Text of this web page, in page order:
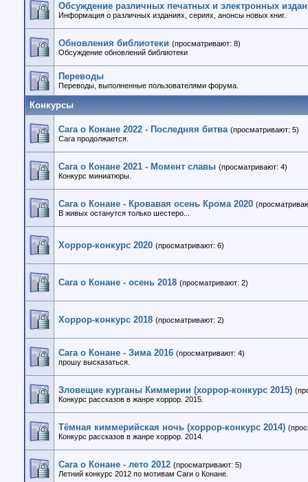
Обсуждение различных печатных и электронных
Информация о различных изданиях, сериях, анонсы новых книг.
Обновления библиотеки (просматривают: 8)
Обсуждение обновлений библиотеки
Переводы
Переводы, выполненные пользователями форума.
Конкурсы
Сага о Конане 2022 - Последняя битва (просматривают: 5)
Сага продолжается.
Сага о Конане 2021 - Момент славы (просматривают: 4)
Конкурс миниатюры.
Сага о Конане - Кровавая осень Крома 2020
В живых останутся только шестеро...
Хоррор-конкурс 2020 (просматривают: 6)
Сага о Конане - осень 2018 (просматривают: 2)
Хоррор-конкурс 2018 (просматривают: 2)
Сага о Конане - Зима 2016 (просматривают: 4)
прошу высказаться.
Зловещие курганы Киммерии (хоррор-конкурс 2015)
Конкурс рассказов в жанре хоррор. 2015.
Тёмная киммерийская ночь (хоррор-конкурс 2014)
Конкурс рассказов в жанре хоррор. 2014.
Сага о Конане - лето 2012 (просматривают: 5)
Летний конкурс 2012 по мотивам Саги о Конане.